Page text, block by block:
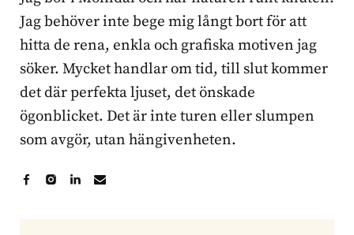
Jag behöver inte bege mig långt bort för att
hitta de rena, enkla och grafiska motiven jag
söker. Mycket handlar om tid, till slut kommer
det där perfekta ljuset, det önskade
ögonblicket. Det är inte turen eller slumpen
som avgör, utan hängivenheten.